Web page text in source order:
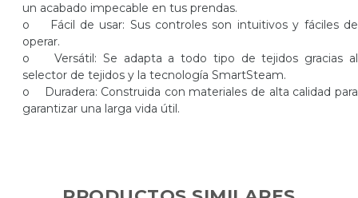
un acabado impecable en tus prendas.
o Fácil de usar: Sus controles son intuitivos y fáciles de
operar.
o Versátil: Se adapta a todo tipo de tejidos gracias al
selector de tejidos y la tecnología SmartSteam.
o Duradera: Construida con materiales de alta calidad para
garantizar una larga vida útil.